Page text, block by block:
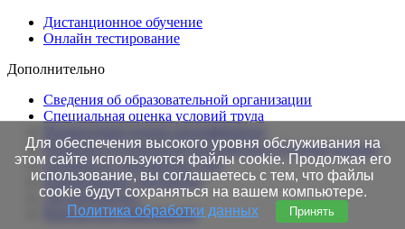
Дистанционное обучение
Онлайн тестирование
Дополнительно
Сведения об образовательной организации
Cпециальная оценка условий труда
Проверка подлинности протоколов в Едином портале
Готовность документов ТАК
Нормативные документы
Это интересно!
Контактная информация
Для обеспечения высокого уровня обслуживания на
этом сайте используются файлы cookie. Продолжая его
использование, вы соглашаетесь с тем, что файлы
cookie будут сохраняться на вашем компьютере.
Политика обработки данных
Принять